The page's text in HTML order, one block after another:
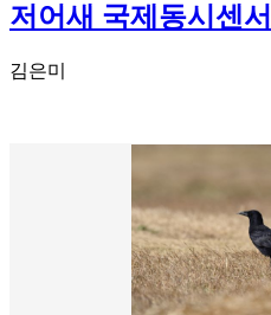
저어새 국제동시센
김은미